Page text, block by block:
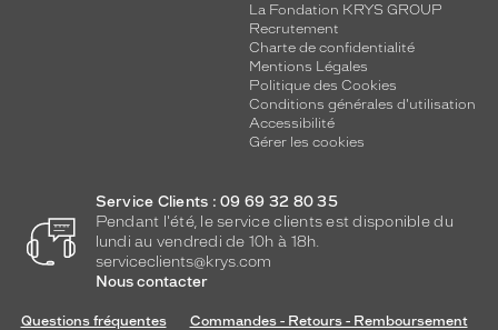
La Fondation KRYS GROUP
Recrutement
Charte de confidentialité
Mentions Légales
Politique des Cookies
Conditions générales d'utilisation
Accessibilité
Gérer les cookies
Service Clients : 09 69 32 80 35
Pendant l'été, le service clients est disponible du
lundi au vendredi de 10h à 18h.
serviceclients@krys.com
Nous contacter
Questions fréquentes
Commandes - Retours - Remboursement